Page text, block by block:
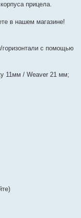
прицела.
в нашем магазине!
горизонтали с помощью
11мм / Weaver 21 мм;